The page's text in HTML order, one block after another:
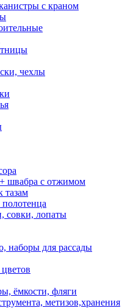
с краном
чехлы
швабра с отжимом
тазам
совки, лопаты
наборы для рассады
ёмкости, фляги
метизов,хранения